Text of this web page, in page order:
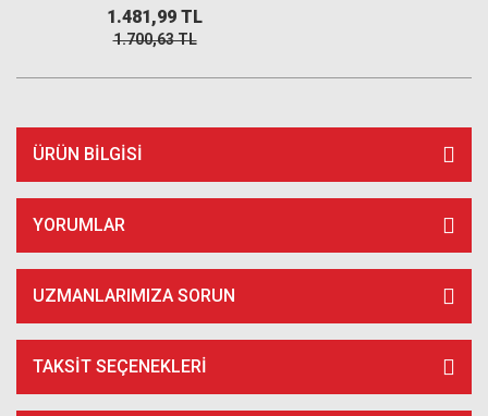
1.481,99 TL
1.700,63 TL
ÜRÜN BILGISI
YORUMLAR
UZMANLARIMIZA SORUN
TAKSIT SEÇENEKLERI